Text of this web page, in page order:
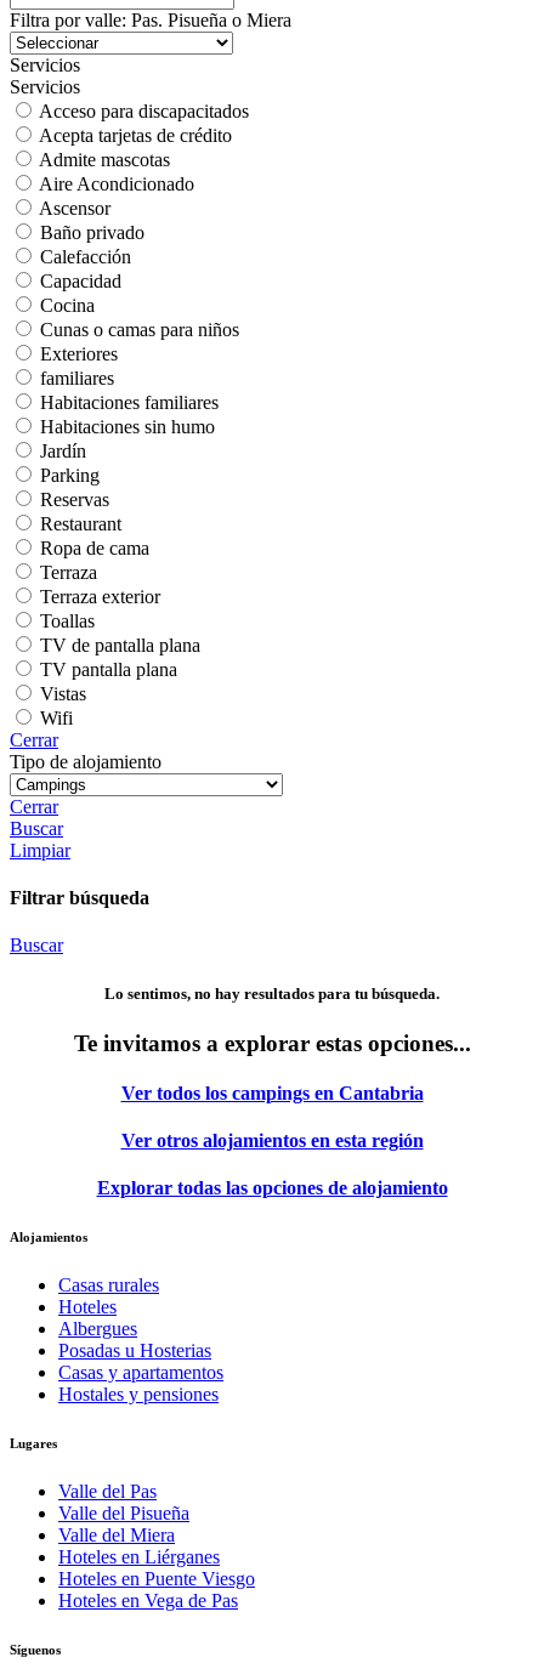
Filtra por valle: Pas. Pisueña o Miera
Servicios
Servicios
Acceso para discapacitados
Acepta tarjetas de crédito
Admite mascotas
Aire Acondicionado
Ascensor
Baño privado
Calefacción
Capacidad
Cocina
Cunas o camas para niños
Exteriores
familiares
Habitaciones familiares
Habitaciones sin humo
Jardín
Parking
Reservas
Restaurant
Ropa de cama
Terraza
Terraza exterior
Toallas
TV de pantalla plana
TV pantalla plana
Vistas
Wifi
Cerrar
Tipo de alojamiento
Cerrar
Buscar
Limpiar
Filtrar búsqueda
Buscar
Lo sentimos, no hay resultados para tu búsqueda.
Te invitamos a explorar estas opciones...
Ver todos los campings en Cantabria
Ver otros alojamientos en esta región
Explorar todas las opciones de alojamiento
Alojamientos
Casas rurales
Hoteles
Albergues
Posadas u Hosterias
Casas y apartamentos
Hostales y pensiones
Lugares
Valle del Pas
Valle del Pisueña
Valle del Miera
Hoteles en Liérganes
Hoteles en Puente Viesgo
Hoteles en Vega de Pas
Síguenos